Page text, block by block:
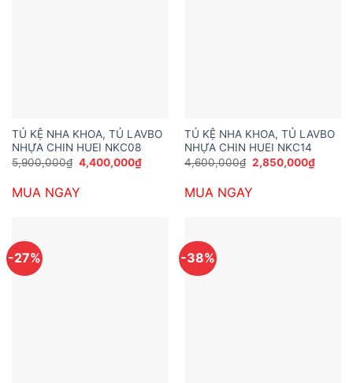
TỦ KỆ NHA KHOA, TỦ LAVBO
NHỰA CHIN HUEI NKC08
5,900,000₫ Giá
gốc
5,900,000₫.
4,400,000₫Giá
hiện
MUA NGAY
TỦ KỆ NHA KHOA, TỦ LAVBO
NHỰA CHIN HUEI NKC14
4,600,000₫ Giá
gốc
4,600,000₫.
2,850,000₫Giá
hiện
MUA NGAY
-27% -38%